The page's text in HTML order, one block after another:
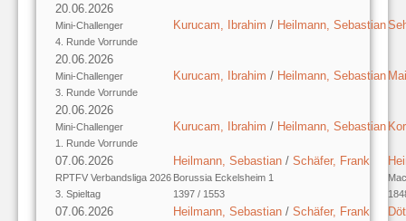
20.06.2026
Mini-Challenger
4. Runde Vorrunde
Kurucam, Ibrahim / Heilmann, Sebastian
20.06.2026
Mini-Challenger
3. Runde Vorrunde
Kurucam, Ibrahim / Heilmann, Sebastian
20.06.2026
Mini-Challenger
1. Runde Vorrunde
Kurucam, Ibrahim / Heilmann, Sebastian
07.06.2026
RPTFV Verbandsliga 2026
3. Spieltag
Heilmann, Sebastian / Schäfer, Frank
Borussia Eckelsheim 1
1397 / 1553
07.06.2026 Heilmann, Sebastian / Schäfer, Frank